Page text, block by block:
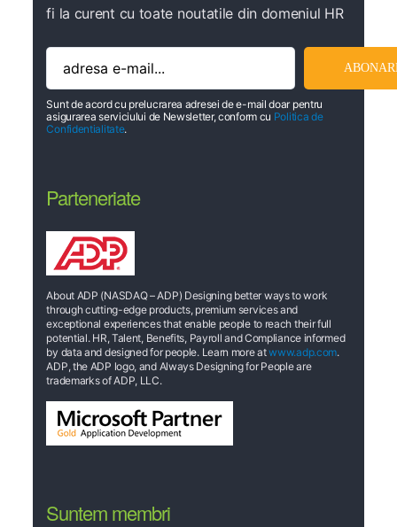
fi la curent cu toate noutatile din domeniul HR
Sunt de acord cu prelucrarea adresei de e-mail doar pentru
asigurarea serviciului de Newsletter, conform cu Politica de
Confidentialitate.
Parteneriate
About ADP (NASDAQ – ADP) Designing better ways to work
through cutting-edge products, premium services and
exceptional experiences that enable people to reach their full
potential. HR, Talent, Benefits, Payroll and Compliance informed
by data and designed for people. Learn more atwww.adp.com.
ADP, the ADP logo, and Always Designing for People are
trademarks of ADP, LLC.
Suntem membri